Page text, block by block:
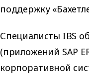
поддержку
Специалисты IBS
(приложений SAP
корпоративной